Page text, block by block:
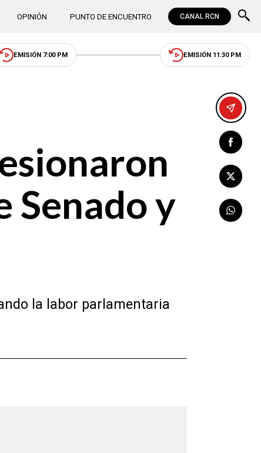
OPINIÓN PUNTO DE ENCUENTRO CANAL RCN
EMISIÓN 7:00 PM EMISIÓN 11:30 PM
Senado y
la labor parlamentaria